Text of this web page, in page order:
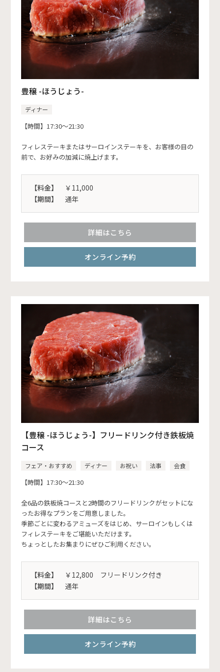
豊穣 -ほうじょう-
ディナー
【時間】17:30～21:30
フィレステーキまたはサーロインステーキを、お客様の目の
前で、お好みの加減に焼上げます。
【料金】
￥11,000
【期間】
通年
詳細はこちら
オンライン予約
【豊穣 -ほうじょう-】フリードリンク付き鉄板焼
コース
フェア・おすすめ ディナー お祝い 法事 会食
【時間】17:30～21:30
全6品の鉄板焼コースと2時間のフリードリンクがセットにな
ったお得なプランをご用意しました。
季節ごとに変わるアミューズをはじめ、サーロインもしくは
フィレステーキをご堪能いただけます。
ちょっとしたお集まりにぜひご利用ください。
【料金】
￥12,800 フリードリンク付き
【期間】
通年
詳細はこちら
オンライン予約